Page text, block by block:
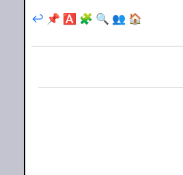
🏠
👥
🔍
🧩
🅰️
📌
↩️